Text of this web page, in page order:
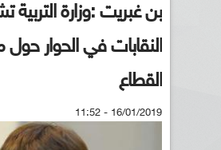
بن غبريت :وزارة
النقابات في الحوار
القطاع
16/01/2019 - 11:52